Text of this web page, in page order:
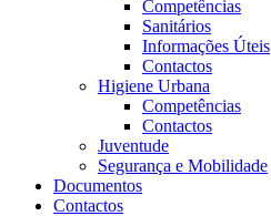
Competências
Sanitários
Informações Úteis
Contactos
Higiene Urbana
Competências
Contactos
Juventude
Segurança e Mobilidade
Documentos
Contactos